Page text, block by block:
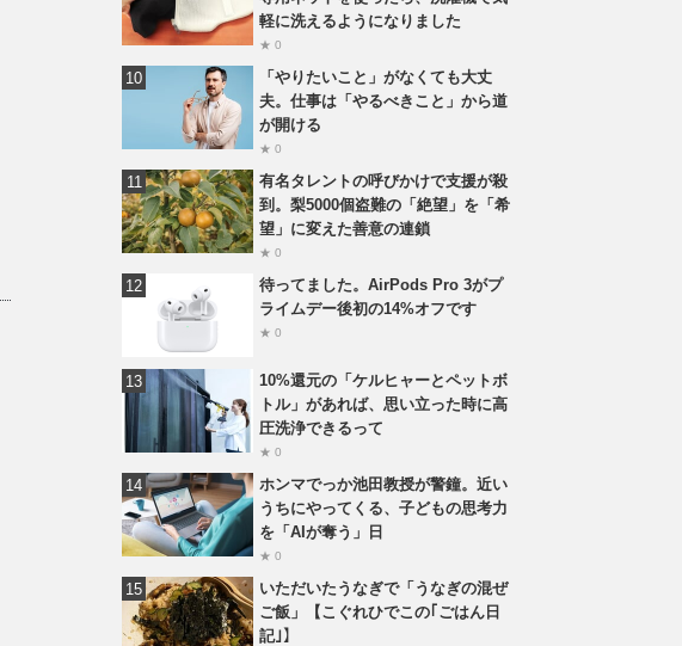
軽に洗えるようになりました
★ 0
「やりたいこと」がなくても大丈
夫。仕事は「やるべきこと」から道
が開ける
★ 0
有名タレントの呼びかけで支援が殺
到。梨5000個盗難の「絶望」を「希
望」に変えた善意の連鎖
★ 0
待ってました。AirPods Pro 3がプ
ライムデー後初の14%オフです
★ 0
10%還元の「ケルヒャーとペットボ
トル」があれば、思い立った時に高
圧洗浄できるって
★ 0
ホンマでっか池田教授が警鐘。近い
うちにやってくる、子どもの思考力
を「AIが奪う」日
★ 0
いただいたうなぎで「うなぎの混ぜ
ご飯」【こぐれひでこの｢ごはん日
記｣】